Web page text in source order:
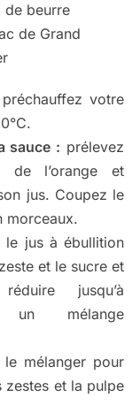
de beurre
de Grand
préchauffez votre
sauce : prélevez
de l’orange et
jus. Coupez le
morceaux.
le jus à ébullition
et le sucre et
jusqu’à
un mélange
le mélanger pour
zestes et la pulpe